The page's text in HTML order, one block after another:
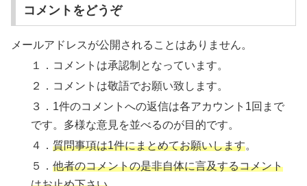
コメントをどうぞ
メールアドレスが公開されることはありません。
１．コメントは承認制となっています。
２．コメントは敬語でお願い致します。
３．1件のコメントへの返信は各アカウント1回まで
です。多様な意見を並べるのが目的です。
４．質問事項は1件にまとめてお願いします。
５．他者のコメントの是非自体に言及するコメント